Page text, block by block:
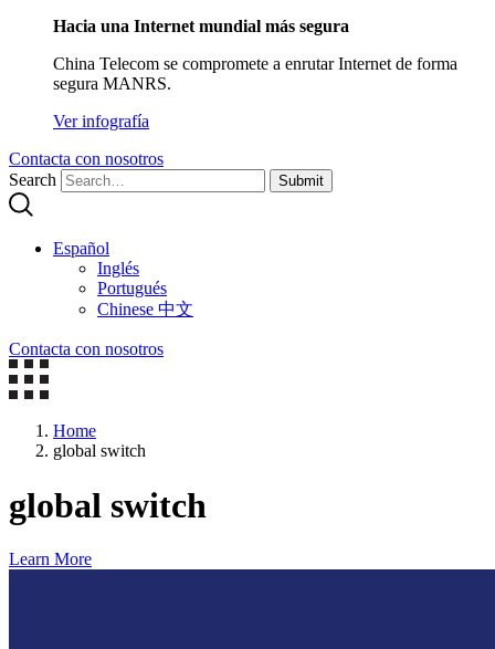
Hacia una Internet mundial más segura
China Telecom se compromete a enrutar Internet de forma
segura MANRS.
Ver infografía
Contacta con nosotros
Search
Submit
Español
Inglés
Portugués
Chinese 中文
Contacta con nosotros
Home
global switch
global switch
Learn More